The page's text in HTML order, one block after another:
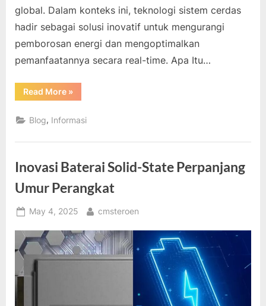
global. Dalam konteks ini, teknologi sistem cerdas
hadir sebagai solusi inovatif untuk mengurangi
pemborosan energi dan mengoptimalkan
pemanfaatannya secara real-time. Apa Itu…
Read More“Sistem
Cerdas
Bangunan
Mengurangi
Listrik”
»
Blog, Informasi
Inovasi Baterai Solid-State Perpanjang
Umur Perangkat
Posted
May 4, 2025 By
cmsteroen